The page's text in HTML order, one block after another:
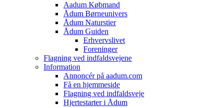
Aadum Købmand
Ådum Børneunivers
Ådum Naturstier
Ådum Guiden
Erhvervslivet
Foreninger
Flagning ved indfaldsvejene
Information
Annoncér på aadum.com
Få en hjemmeside
Flagning ved indfaldsveje
Hjertestarter i Ådum